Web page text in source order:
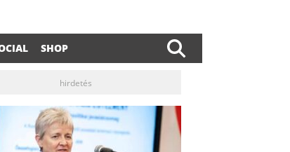
SHOP
hirdetés